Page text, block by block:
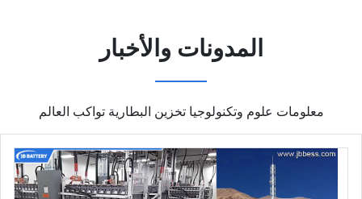
المدونات والأخبار
معلومات علوم وتكنولوجيا تخزين البطارية تواكب العالم